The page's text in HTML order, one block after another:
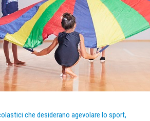
che desiderano agevolare lo sport,